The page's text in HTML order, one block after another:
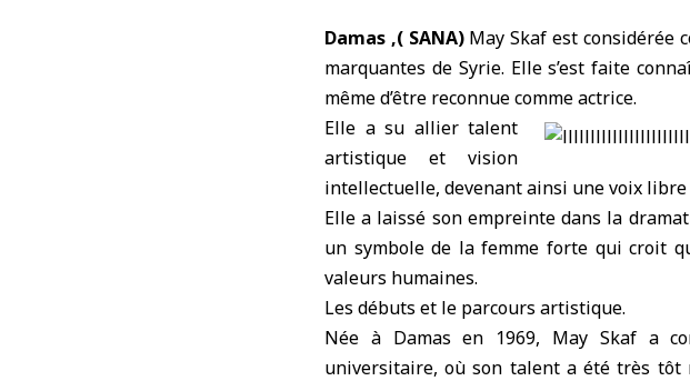
Damas ,( SANA) May Skaf est considérée
marquantes de Syrie. Elle s’est faite
même d’être reconnue comme actrice.
Elle a su allier talent
artistique et vision
intellectuelle, devenant ainsi une voix
Elle a laissé son empreinte dans la
un symbole de la femme forte qui croit
valeurs humaines.
Les débuts et le parcours artistique.
Née à Damas en 1969, May Skaf a
universitaire, où son talent a été très tôt